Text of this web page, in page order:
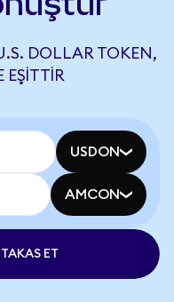
DOLLAR TOKEN,
EŞITTIR
USDON
AMCON
ET